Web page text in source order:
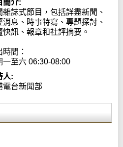
簡介:
雜誌式節目，包括詳盡新聞、
消息、時事特寫、專題探討、
快訊、報章和社評摘要。
時間：
一至六 06:30-08:00
人:
電台新聞部